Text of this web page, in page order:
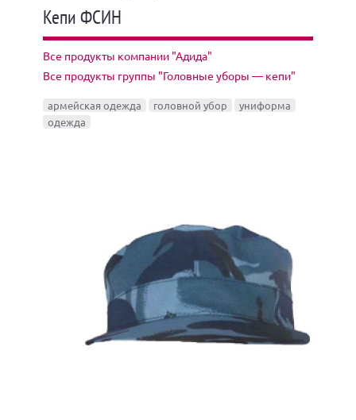
Кепи ФСИН
Все продукты компании "Адида"
Все продукты группы "Головные уборы — кепи"
армейская одежда головной убор
униформа
одежда